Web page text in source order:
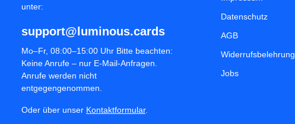
unter:
support@luminous.cards
Mo–Fr, 08:00–15:00 Uhr Bitte beachten:
Keine Anrufe – nur E-Mail-Anfragen.
Anrufe werden nicht
entgegengenommen.
Oder über unser Kontaktformular.
Datenschutz
AGB
Widerrufsbelehrung
Jobs